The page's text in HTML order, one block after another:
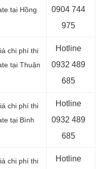
tại Hồng
0904 744
975
chi phí thi
tại Thuận
Hotline
0932 489
685
chi phí thi
tại Bình
Hotline
0932 489
685
chi phí thi
Hotline